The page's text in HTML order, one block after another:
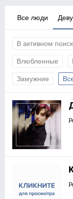
Все люди
В активном
Влюбленные
Замужние